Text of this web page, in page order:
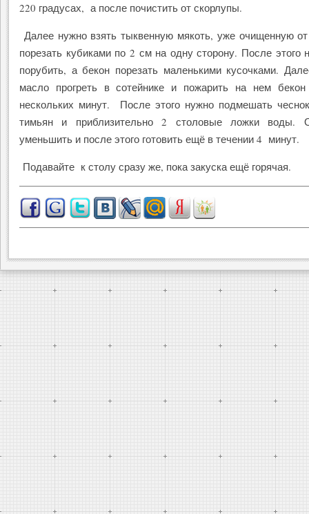
220 градусах, а после почистить от скорлупы.
Далее нужно взять тыквенную мякоть, уже очищенную
порезать кубиками по 2 см на одну сторону. После этого
порубить, а бекон порезать маленькими кусочками.
масло прогреть в сотейнике и пожарить на нем
нескольких минут. После этого нужно подмешать
тимьян и приблизительно 2 столовые ложки воды.
уменьшить и после этого готовить ещё в течении 4 минут.
Подавайте к столу сразу же, пока закуска ещё горячая.